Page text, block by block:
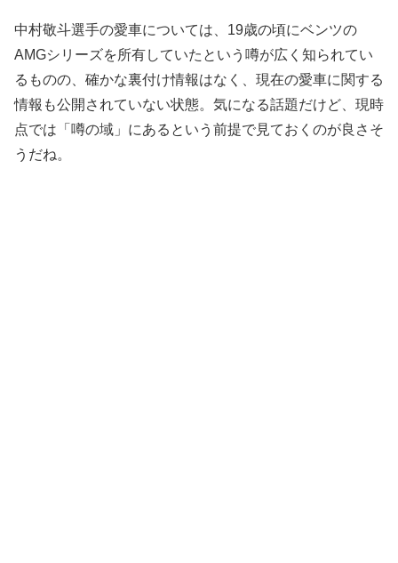
中村敬斗選手の愛車については、19歳の頃にベンツの
AMGシリーズを所有していたという噂が広く知られてい
るものの、確かな裏付け情報はなく、現在の愛車に関する
情報も公開されていない状態。気になる話題だけど、現時
点では「噂の域」にあるという前提で見ておくのが良さそ
うだね。